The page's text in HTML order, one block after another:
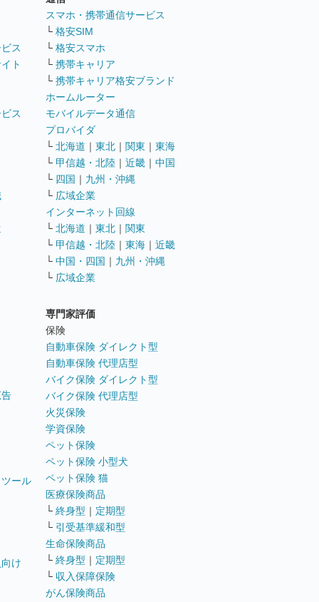
ス
ト
ス
ール
け
スマホ・携帯通信サービス
└ 格安SIM
└ 格安スマホ
└ 携帯キャリア
└ 携帯キャリア格安ブランド
ホームルーター
モバイルデータ通信
プロバイダ
└ 北海道 ｜ 東北 ｜ 関東 ｜ 東海
└ 甲信越・北陸 ｜ 近畿 ｜ 中国
└ 四国 ｜ 九州・沖縄
└ 広域企業
インターネット回線
└ 北海道 ｜ 東北 ｜ 関東
└ 甲信越・北陸 ｜ 東海 ｜ 近畿
└ 中国・四国 ｜ 九州・沖縄
└ 広域企業
専門家評価
保険
自動車保険 ダイレクト型
自動車保険 代理店型
バイク保険 ダイレクト型
バイク保険 代理店型
火災保険
学資保険
ペット保険
ペット保険 小型犬
ペット保険 猫
医療保険商品
└ 終身型 ｜ 定期型
└ 引受基準緩和型
生命保険商品
└ 終身型 ｜ 定期型
└ 収入保障保険
がん保険商品